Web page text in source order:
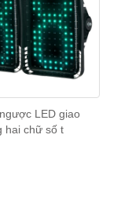
LED giao
hai chữ số t